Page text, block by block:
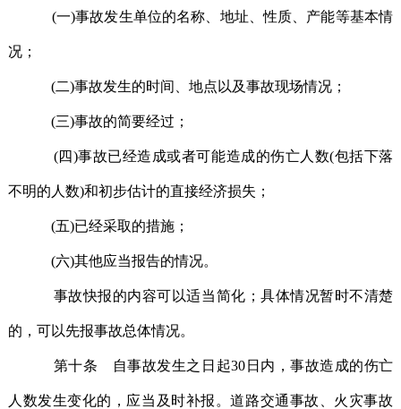
(一)事故发生单位的名称、地址、性质、产能等基本情
况；
(二)事故发生的时间、地点以及事故现场情况；
(三)事故的简要经过；
(四)事故已经造成或者可能造成的伤亡人数(包括下落
不明的人数)和初步估计的直接经济损失；
(五)已经采取的措施；
(六)其他应当报告的情况。
事故快报的内容可以适当简化；具体情况暂时不清楚
的，可以先报事故总体情况。
第十条 自事故发生之日起30日内，事故造成的伤亡
人数发生变化的，应当及时补报。道路交通事故、火灾事故